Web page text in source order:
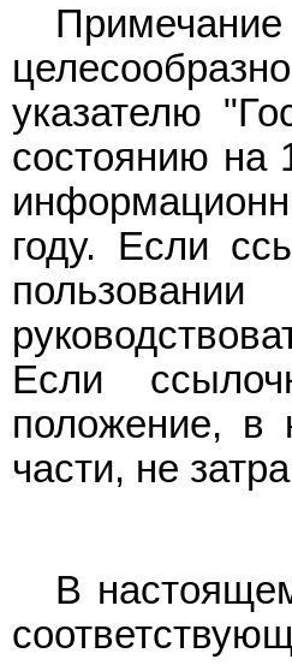
указателю
состоянию на
году. Если
Если
положение, в
части, не
В